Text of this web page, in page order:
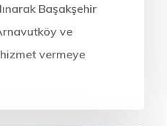
Başakşehir
ve
vermeye